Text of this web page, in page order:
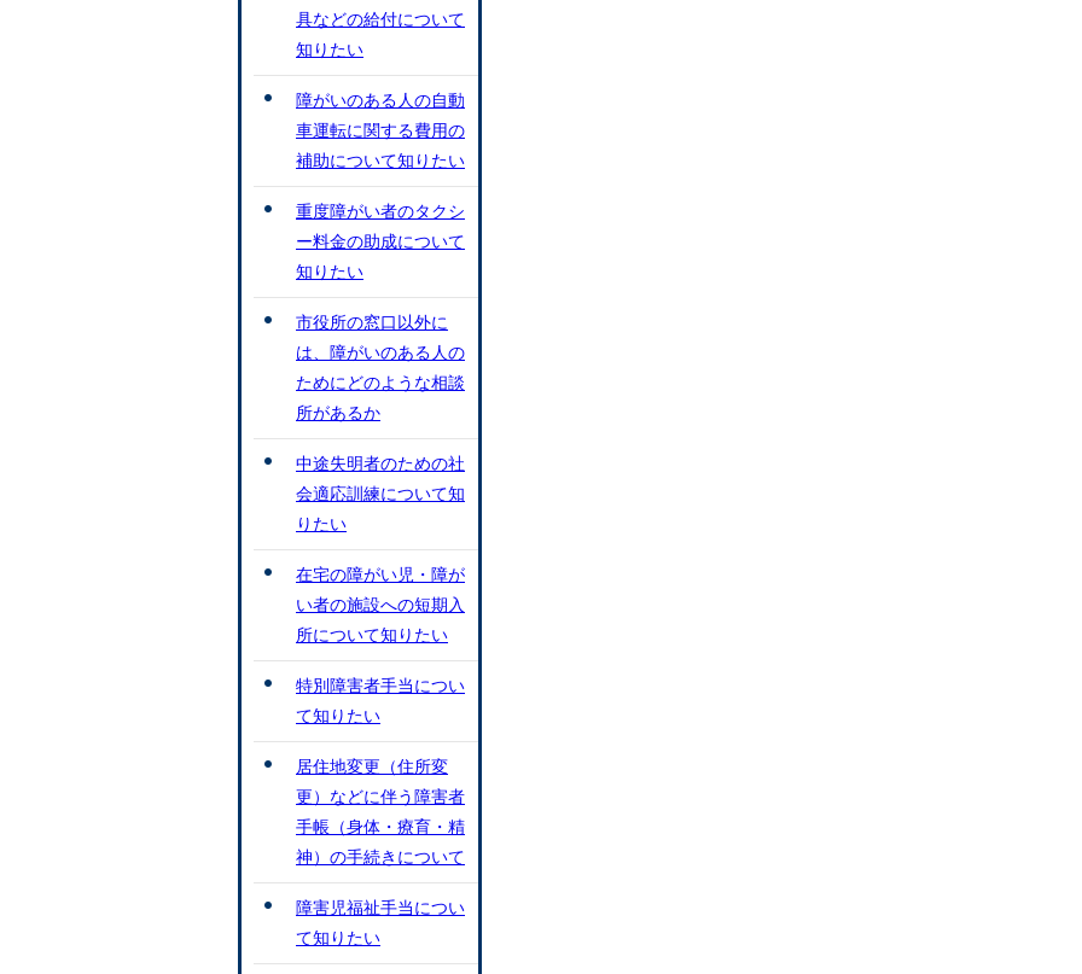
具などの給付について
知りたい
障がいのある人の自動
車運転に関する費用の
補助について知りたい
重度障がい者のタクシ
ー料金の助成について
知りたい
市役所の窓口以外に
は、障がいのある人の
ためにどのような相談
所があるか
中途失明者のための社
会適応訓練について知
りたい
在宅の障がい児・障が
い者の施設への短期入
所について知りたい
特別障害者手当につい
て知りたい
居住地変更（住所変
更）などに伴う障害者
手帳（身体・療育・精
神）の手続きについて
障害児福祉手当につい
て知りたい